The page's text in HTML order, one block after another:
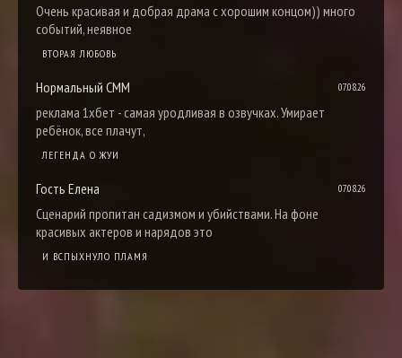
Очень красивая и добрая драма с хорошим концом)) много
событий, неявное
ВТОРАЯ ЛЮБОВЬ
Нормальный СММ 07.08.26
реклама 1хбет - самая уродливая в озвучках. Умирает
ребёнок, все плачут,
ЛЕГЕНДА О ЖУИ
Гость Елена 07.08.26
Сценарий пропитан садизмом и убийствами. На фоне
красивых актеров и нарядов это
И ВСПЫХНУЛО ПЛАМЯ